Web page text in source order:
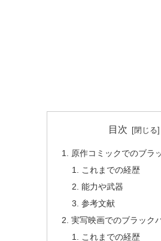
目次
原作コミックでのブラ
これまでの経歴
能力や武器
参考文献
実写映画でのブラック
これまでの経歴